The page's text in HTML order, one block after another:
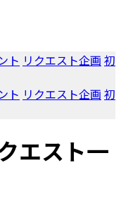
ト リクエスト企画 初
ト リクエスト企画 初
エスト一